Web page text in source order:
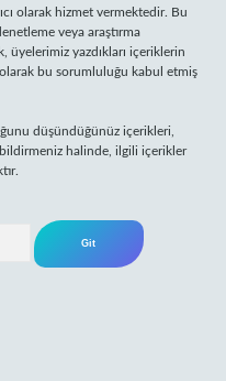
olarak hizmet vermektedir. Bu
veya araştırma
yazdıkları içeriklerin
bu sorumluluğu kabul etmiş
düşündüğünüz içerikleri,
halinde, ilgili içerikler